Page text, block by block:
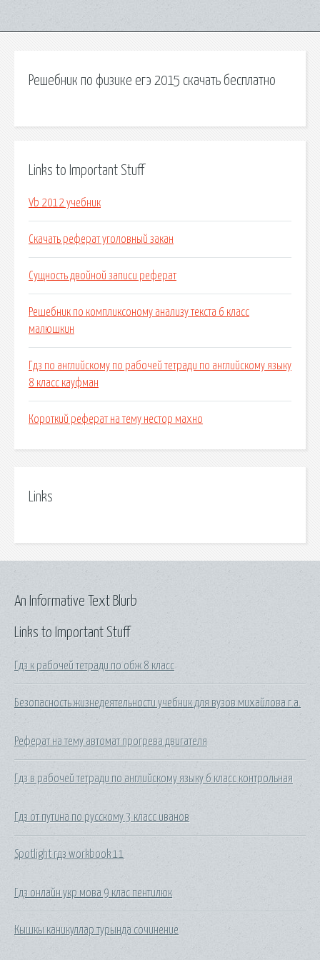
Решебник по физике егэ 2015 скачать бесплатно
Links to Important Stuff
Vb 2012 учебник
Скачать реферат уголовный закан
Сущность двойной записи реферат
Решебник по компликсоному анализу текста 6 класс
малюшкин
Гдз по английскому по рабочей тетради по английскому языку
8 класс кауфман
Короткий реферат на тему нестор махно
Links
Links to Important Stuff
Гдз к рабочей тетради по обж 8 класс
Безопасность жизнедеятельности учебник для вузов михайлова г.а.
Реферат на тему автомат прогрева двигателя
Гдз в рабочей тетради по английскому языку 6 класс контрольная
Гдз от путина по русскому 3 класс иванов
Spotlight гдз workbook 11
Гдз онлайн укр мова 9 клас пентилюк
Кышкы каникуллар турында сочинение
An Informative Text Blurb